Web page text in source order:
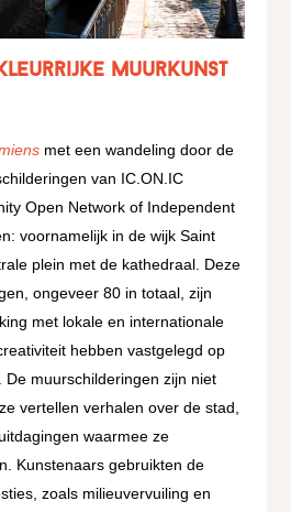
muurkunst
met een wandeling door de
van IC.ON.IC
Open Network of Independent
voornamelijk in de wijk Saint
plein met de kathedraal. Deze
ongeveer 80 in totaal, zijn
met lokale en internationale
hebben vastgelegd op
muurschilderingen zijn niet
vertellen verhalen over de stad,
waarmee ze
Kunstenaars gebruikten de
zoals milieuvervuiling en